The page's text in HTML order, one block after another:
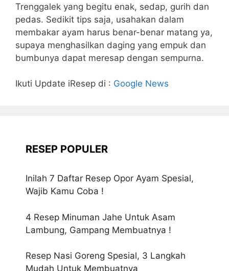
Trenggalek yang begitu enak, sedap, gurih dan
pedas. Sedikit tips saja, usahakan dalam
membakar ayam harus benar-benar matang ya,
supaya menghasilkan daging yang empuk dan
bumbunya dapat meresap dengan sempurna.
Ikuti Update iResep di : Google News
RESEP POPULER
Inilah 7 Daftar Resep Opor Ayam Spesial,
Wajib Kamu Coba !
4 Resep Minuman Jahe Untuk Asam
Lambung, Gampang Membuatnya !
Resep Nasi Goreng Spesial, 3 Langkah
Mudah Untuk Membuatnya